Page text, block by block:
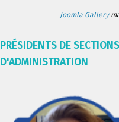
Joomla Gallery
PRÉSIDENTS DE
D'ADMINISTRATION